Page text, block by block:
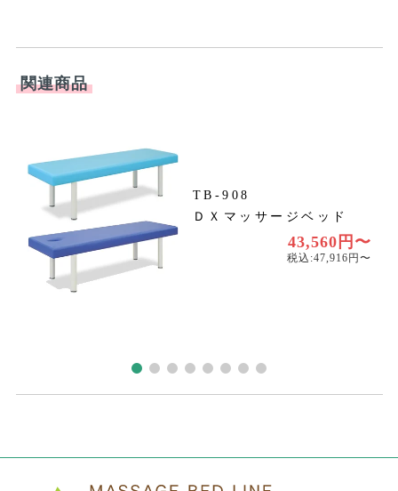
関連商品
TB-908
ＤＸマッサージベッド
43,560円〜
税込:47,916円〜